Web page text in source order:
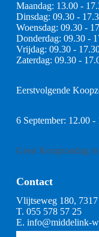
Maandag: 13.00 -
Dinsdag: 09.30 -
Woensdag: 09.30 -
Donderdag: 09.30 -
Vrijdag: 09.30 -
Zaterdag: 09.30 -
Eerstvolgende
6 September: 12.00 -
Geen Koopzondag
Contact
Vlijtseweg 180,
T. 055 578 57 25
E. info@middelink-